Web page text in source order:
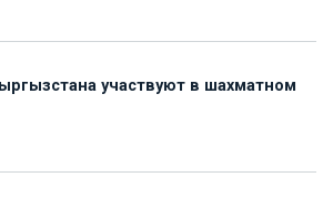
участвуют в шахматном